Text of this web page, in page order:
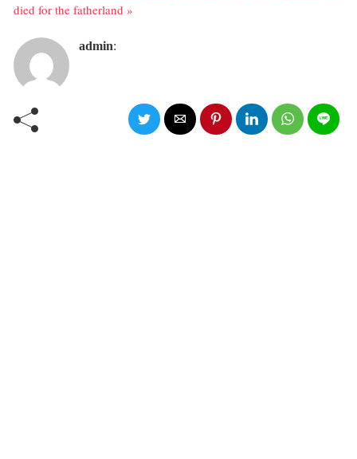
died for the fatherland »
admin: